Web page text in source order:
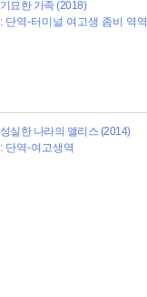
기묘한 가족 (2018)
: 단역-터미널 여고생 좀비 역역
성실한 나라의 앨리스 (2014)
: 단역-여고생역